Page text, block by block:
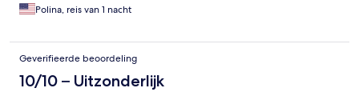
Polina, reis van 1 nacht
Geverifieerde beoordeling
10/10 – Uitzonderlijk